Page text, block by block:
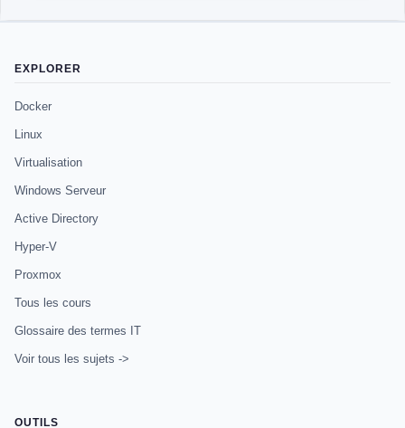
EXPLORER
Docker
Linux
Virtualisation
Windows Serveur
Active Directory
Hyper-V
Proxmox
Tous les cours
Glossaire des termes IT
Voir tous les sujets ->
OUTILS